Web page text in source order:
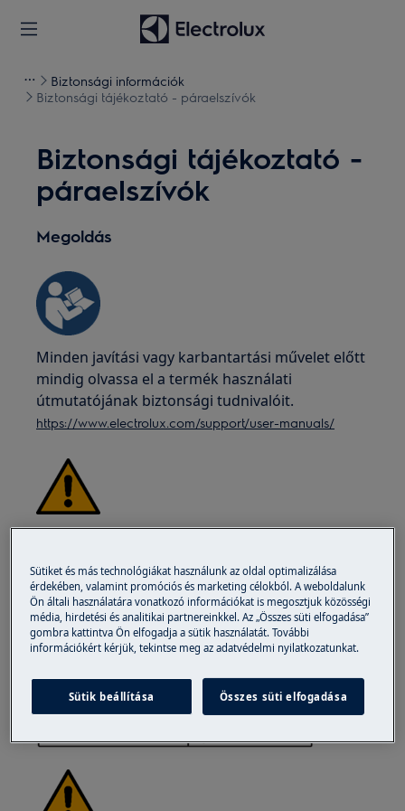
Biztonsági információk
Biztonsági tájékoztató - páraelszívók
Biztonsági tájékoztató -
páraelszívók
Megoldás
Minden javítási vagy karbantartási művelet előtt
mindig olvassa el a termék használati
útmutatójának biztonsági tudnivalóit.
https://www.electrolux.com/support/user-manuals/
Mielőtt bármilyen javítási vagy karbantartási
műveletet végezne, kapcsolja ki a készüléket és
húzza ki a dugót a konnektorból.
Sütiket és más technológiákat használunk az oldal optimalizálása
érdekében, valamint promóciós és marketing célokból. A weboldalunk
Ön általi használatára vonatkozó információkat is megosztjuk közösségi
média, hirdetési és analitikai partnereinkkel. Az „Összes süti elfogadása”
gombra kattintva Ön elfogadja a sütik használatát. További
információkért kérjük, tekintse meg az adatvédelmi nyilatkozatunkat.
Sütik beállítása Összes süti elfogadása